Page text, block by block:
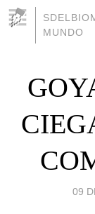
MUNDO
09